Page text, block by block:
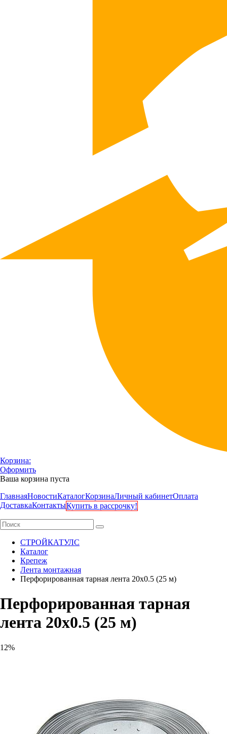
Корзина:
Оформить
Ваша корзина пуста
ГлавнаяНовостиКаталогКорзинаЛичный кабинетОплата
ДоставкаКонтактыКупить в рассрочку!
СТРОЙКАТУЛС
Каталог
Крепеж
Лента монтажная
Перфорированная тарная лента 20x0.5 (25 м)
Перфорированная тарная
лента 20x0.5 (25 м)
12%